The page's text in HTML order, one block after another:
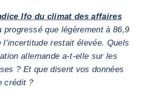
Ifo du climat des affaires
progressé que légèrement à 86,9
restait élevée. Quels
allemande a-t-elle sur les
? Et que disent vos données
crédit ?